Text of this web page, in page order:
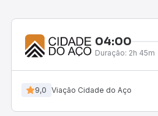
04:00
Duração: 2h 45m
9,0 Viação Cidade do Aço